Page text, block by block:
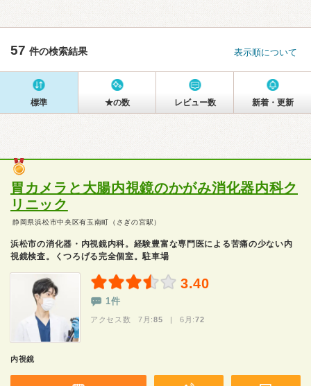
57 件の検索結果 表示順について
標準 ★の数 レビュー数 新着・更新
胃カメラと大腸内視鏡のかがみ消化器内科ク
リニック
静岡県浜松市中央区有玉南町（さぎの宮駅）
浜松市の消化器・内視鏡内科。経験豊富な専門医による苦痛の少ない内
視鏡検査。くつろげる完全個室。駐車場
3.40
1件
アクセス数 7月:85 | 6月:72
内視鏡